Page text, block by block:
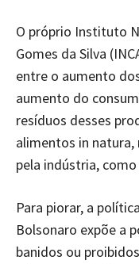
O próprio Instituto
Gomes da Silva
entre o aumento
aumento do
resíduos desses
alimentos in
pela indústria,
Para piorar, a
Bolsonaro expõe a
banidos ou